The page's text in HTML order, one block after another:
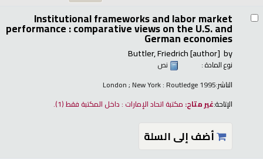
Institutional frameworks and labor market
performance : comparative views on the U.S. and
German economies
by
Buttler, Friedrich[author]
نوع المادة :
نص
الناشر:London ; New York : Routledge 1995
الإتاحة:غير متاح: مكتبة اتحاد الإمارات : داخل المكتبة فقط(1).
أضف إلى السلة